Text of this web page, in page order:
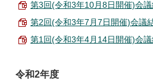
第3回(令和3年10月8日開催)会議
第2回(令和3年7月7日開催)会議
第1回(令和3年4月14日開催)会議
令和2年度